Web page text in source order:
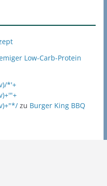
Low-Carb-Protein
*'+
zu Burger King BBQ